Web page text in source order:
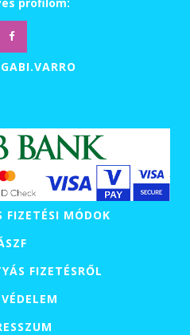
FIZETÉSI MÓDOK
FIZETÉSRŐL